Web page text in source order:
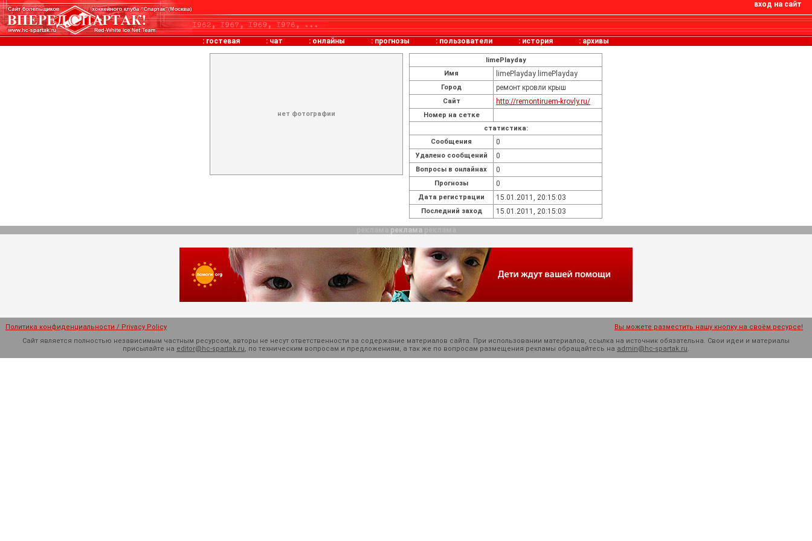
вход на сайт
: гостевая : чат : онлайны : прогнозы : пользователи : история : архивы
нет фотографии
limePlayday
Имя
limePlayday limePlayday
Город ремонт кровли крыш
Сайт http://remontiruem-krovly.ru/
Номер на сетке
статистика:
Cообщения
0
Удалено сообщений 0
Вопросы в онлайнах 0
Прогнозы 0
Дата регистрации 15.01.2011, 20:15:03
Последний заход 15.01.2011, 20:15:03
реклама
Политика конфиденциальности / Privacy Policy
Вы можете разместить нашу кнопку на своём ресурсе!
Сайт является полностью независимым частным ресурсом, авторы не несут ответственности за содержание материалов сайта. При использовании материалов, ссылка на источник обязательна. Cвои идеи и материалы
присылайте на editor@hc-spartak.ru, по техническим вопросам и предложениям, а так же по вопросам размещения рекламы обращайтесь на admin@hc-spartak.ru.